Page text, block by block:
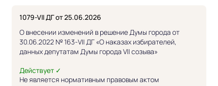
1079-VII ДГ от 25.06.2026
О внесении изменений в решение Думы города от
30.06.2022 № 163-VII ДГ «О наказах избирателей,
данных депутатам Думы города VII созыва»
Действует ✓
Не является нормативным правовым актом